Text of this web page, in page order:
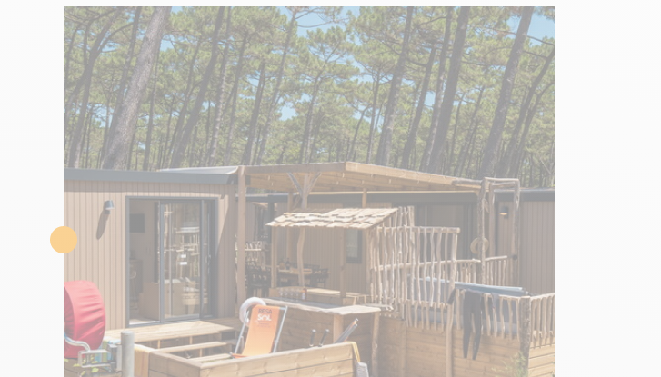
Bild
9,6/ 10
we hebben genoten! Er kwam ook regelmatig iemand
om thee te maken of te drinken; neem een waterkoker
glazen en espresso kopjes maar geen koffie en
zee
hier al 37 jaar. Sterker nog; wij hebben elkaar hier
over gehoord. Elke x als we aankomen rijden denken
kent ons.